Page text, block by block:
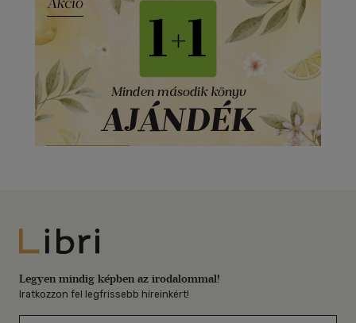
Libri
Legyen mindig képben az irodalommal!
Iratkozzon fel legfrissebb híreinkért!